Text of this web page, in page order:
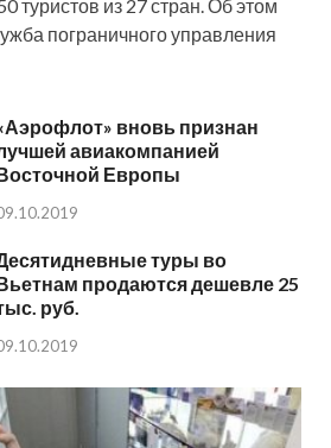
туристов из 27 стран. Об этом
пограничного управления
вновь признан
авиакомпанией
Европы
туры во
продаются дешевле 25
руб.